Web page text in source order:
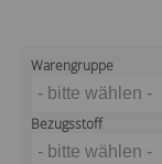
Warengruppe
- bitte wählen -
Bezugsstoff
- bitte wählen -